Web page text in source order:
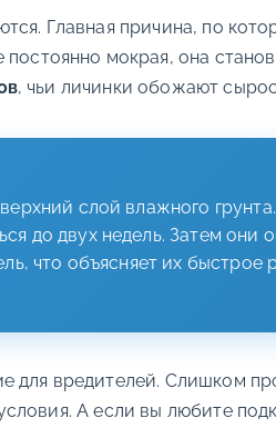
Главная причина, по
постоянно мокрая, она
, чьи личинки обожают
слой влажного
до двух недель. Затем они
что объясняет их быстрое
для вредителей. Слишком
А если вы любите